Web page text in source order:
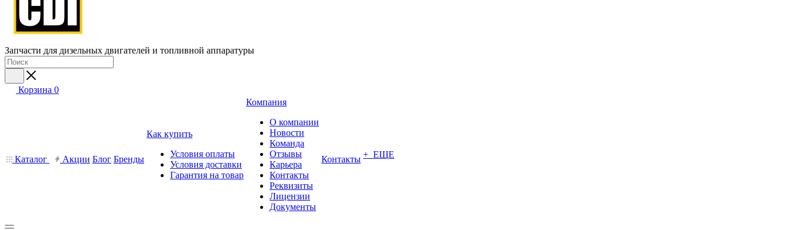
Запчасти для дизельных двигателей и топливной аппаратуры
Корзина 0
Каталог Акции Блог Бренды
Как купить
Условия оплаты
Условия доставки
Гарантия на товар
Компания
О компании
Новости
Команда
Отзывы
Карьера
Контакты
Реквизиты
Лицензии
Документы
Контакты + ЕЩЕ